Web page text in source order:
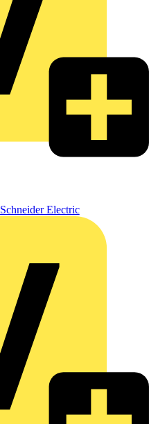
Schneider Electric